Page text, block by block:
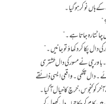
ہاں نوکر ہوگیا۔
چاٹتا رہ جاتا ہے۔”
پکا کر دکھاؤ تو جانیں۔”
باورچی نے مسور کی دال طشتری
دال چکھی۔ واقعی ایسی ذائقے
کو کنجوس، خرچ کا خیال آگیا۔